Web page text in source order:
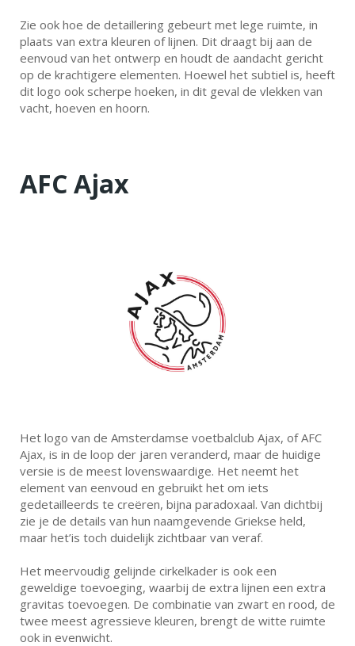
Zie ook hoe de detaillering gebeurt met lege ruimte, in
plaats van extra kleuren of lijnen. Dit draagt bij aan de
eenvoud van het ontwerp en houdt de aandacht gericht
op de krachtigere elementen. Hoewel het subtiel is, heeft
dit logo ook scherpe hoeken, in dit geval de vlekken van
vacht, hoeven en hoorn.
AFC Ajax
Het logo van de Amsterdamse voetbalclub Ajax, of AFC
Ajax, is in de loop der jaren veranderd, maar de huidige
versie is de meest lovenswaardige. Het neemt het
element van eenvoud en gebruikt het om iets
gedetailleerds te creëren, bijna paradoxaal. Van dichtbij
zie je de details van hun naamgevende Griekse held,
maar het’is toch duidelijk zichtbaar van veraf.
Het meervoudig gelijnde cirkelkader is ook een
geweldige toevoeging, waarbij de extra lijnen een extra
gravitas toevoegen. De combinatie van zwart en rood, de
twee meest agressieve kleuren, brengt de witte ruimte
ook in evenwicht.